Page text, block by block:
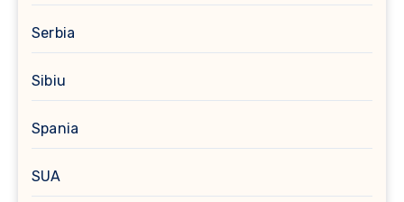
Serbia
Sibiu
Spania
SUA